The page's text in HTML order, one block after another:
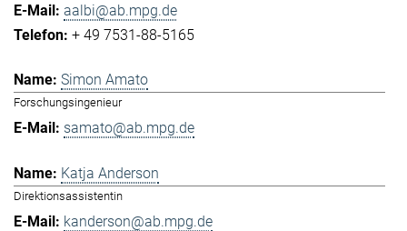
aalbi@ab.mpg.de
+ 49 7531-88-5165
Simon Amato
Forschungsingenieur
samato@ab.mpg.de
Katja Anderson
Direktionsassistentin
kanderson@ab.mpg.de